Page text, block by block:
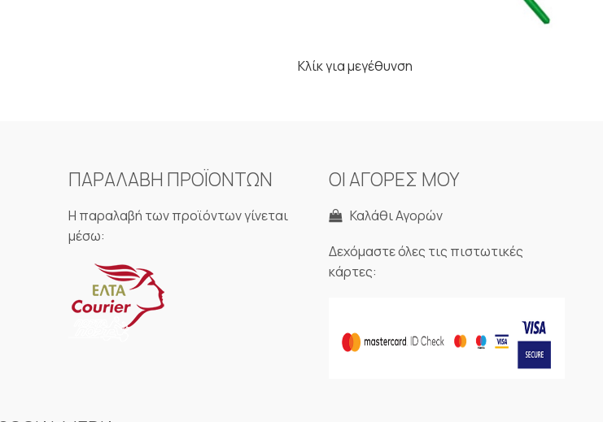
Κλίκ για μεγέθυνση
ΠΑΡΑΛΑΒΗ ΠΡΟΪΟΝΤΩΝ
Η παραλαβή των προϊόντων γίνεται
μέσω:
ΟΙ ΑΓΟΡΕΣ ΜΟΥ
Καλάθι Αγορών
Δεχόμαστε όλες τις πιστωτικές
κάρτες: